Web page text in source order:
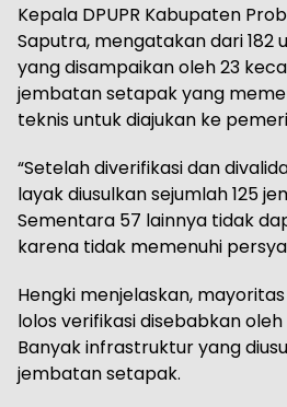
Kepala DPUPR Kabupaten
Saputra, mengatakan dari 182
yang disampaikan oleh 23
jembatan setapak yang
teknis untuk diajukan ke
“Setelah diverifikasi dan
layak diusulkan sejumlah 125
Sementara 57 lainnya tidak
karena tidak memenuhi
Hengki menjelaskan,
lolos verifikasi disebabkan
Banyak infrastruktur yang
jembatan setapak.